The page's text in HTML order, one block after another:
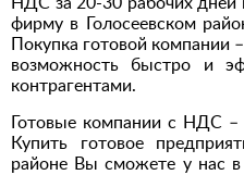
фирму в Голосеевском
Покупка готовой
возможность быстро и
контрагентами.
Готовые компании с НДС –
Купить готовое
районе Вы сможете у нас